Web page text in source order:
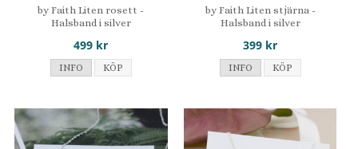
by Faith Liten rosett -
Halsband i silver
499 kr
INFO KÖP
by Faith Liten stjärna -
Halsband i silver
399 kr
INFO KÖP